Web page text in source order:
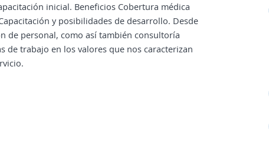
inicial. Beneficios Cobertura médica
y posibilidades de desarrollo. Desde
de personal, como así también consultoría
de trabajo en los valores que nos caracterizan